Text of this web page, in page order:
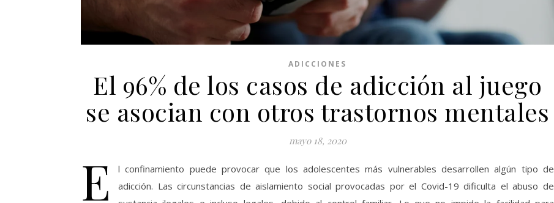
ADICCIONES
El 96% de los casos de adicción al juego
se asocian con otros trastornos mentales
mayo 18, 2020
E
l confinamiento puede provocar que los adolescentes más vulnerables desarrollen algún tipo de
adicción. Las circunstancias de aislamiento social provocadas por el Covid-19 dificulta el abuso de